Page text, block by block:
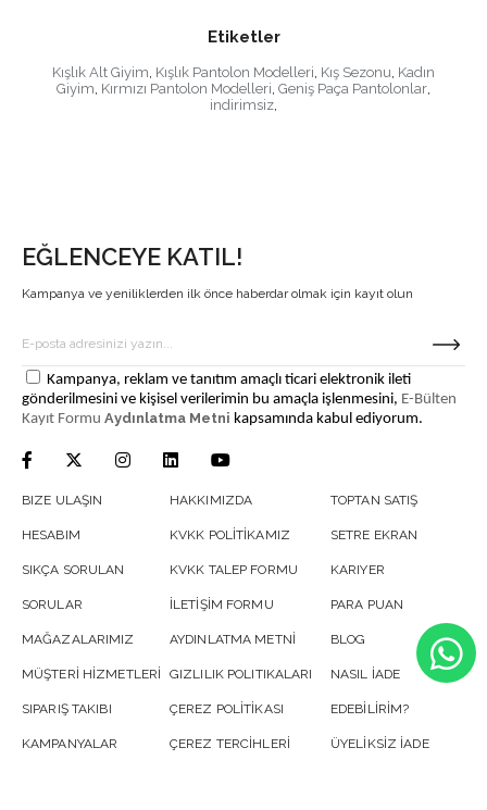
Etiketler
Kışlık Alt Giyim Kışlık Pantolon Modelleri Kış Sezonu Kadın
Giyim Kırmızı Pantolon Modelleri Geniş Paça Pantolonlar
indirimsiz
EĞLENCEYE KATIL!
Kampanya ve yeniliklerden ilk önce haberdar olmak için kayıt olun
Kampanya, reklam ve tanıtım amaçlı ticari elektronik ileti
gönderilmesini ve kişisel verilerimin bu amaçla işlenmesini, E-Bülten
Kayıt Formu Aydınlatma Metni kapsamında kabul ediyorum.
BIZE ULAŞIN
HESABIM
SIKÇA SORULAN
SORULAR
MAĞAZALARIMIZ
MÜŞTERİ HİZMETLERİ
SIPARIŞ TAKIBI
KAMPANYALAR
HAKKIMIZDA
KVKK POLİTİKAMIZ
KVKK TALEP FORMU
İLETİŞİM FORMU
AYDINLATMA METNİ
GIZLILIK POLITIKALARI
ÇEREZ POLİTİKASI
ÇEREZ TERCİHLERİ
TOPTAN SATIŞ
SETRE EKRAN
KARIYER
PARA PUAN
BLOG
NASIL İADE
EDEBİLİRİM?
ÜYELİKSİZ İADE